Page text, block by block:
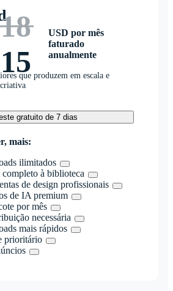
USD por mês
faturado
anualmente
que produzem em escala e
gratuito de 7 dias
mais:
ilimitados
completo à biblioteca
de design profissionais
de IA premium
por mês
necessária
mais rápidos
prioritário